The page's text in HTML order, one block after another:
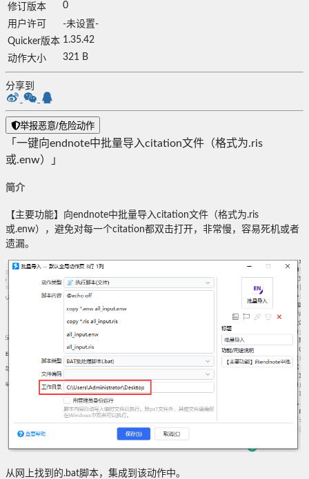
修订版本
0
用户许可
-未设置-
Quicker版本 1.35.42
动作大小
321 B
分享到
举报恶意/危险动作
「一键向endnote中批量导入citation文件（格式为.ris
或.enw）」
简介
【主要功能】向endnote中批量导入citation文件（格式为.ris
或.enw），避免对每一个citation都双击打开，非常慢，容易死机或者
遗漏。
从网上找到的.bat脚本，集成到该动作中。